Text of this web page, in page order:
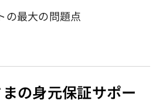
の最大の問題点
の身元保証サポー